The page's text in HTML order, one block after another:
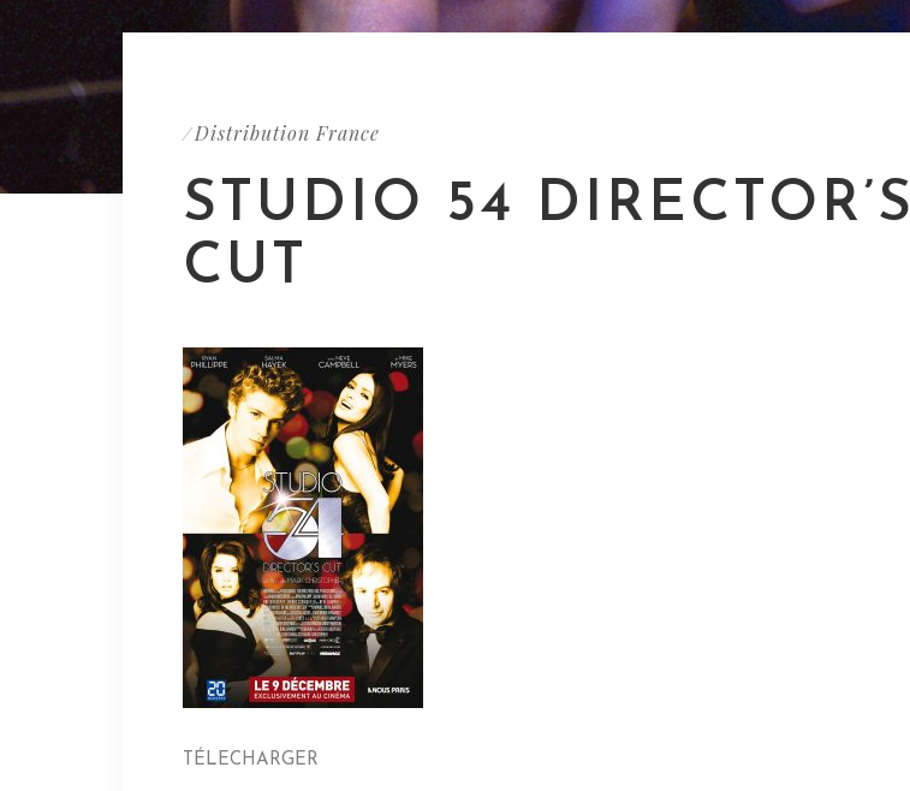
/ Distribution France
STUDIO 54 DIRECTOR’S
CUT
TÉLECHARGER